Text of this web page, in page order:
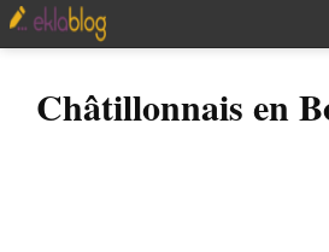
Châtillonnais en